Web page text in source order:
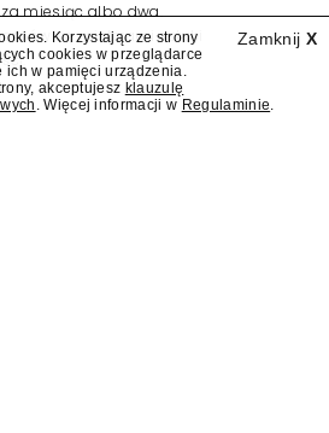
miesiąc albo dwa.
są mistrzami sztuki
Zamknij X
Korzystając ze strony
cookies w przeglądarce
ich w pamięci urządzenia.
akceptujesz klauzulę
. Więcej informacji w Regulaminie.